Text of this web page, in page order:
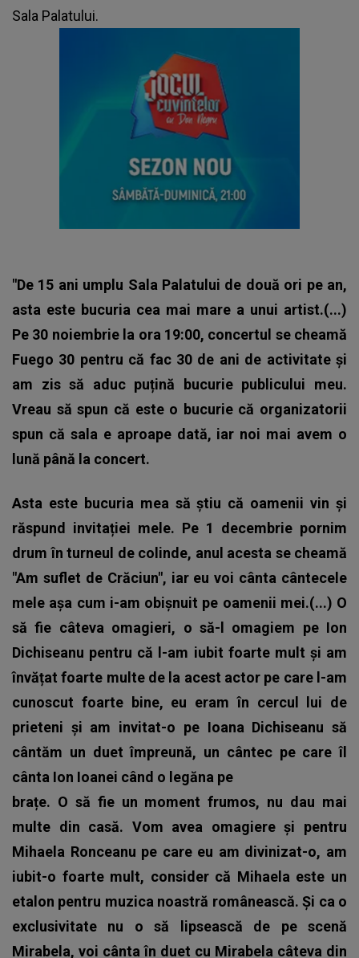
Sala Palatului.
"De 15 ani umplu Sala Palatului de două ori pe an,
asta este bucuria cea mai mare a unui artist.(...)
Pe 30 noiembrie la ora 19:00, concertul se cheamă
Fuego 30 pentru că fac 30 de ani de activitate și
am zis să aduc puțină bucurie publicului meu.
Vreau să spun că este o bucurie că organizatorii
spun că sala e aproape dată, iar noi mai avem o
lună până la concert.
Asta este bucuria mea să știu că oamenii vin și
răspund invitației mele. Pe 1 decembrie pornim
drum în turneul de colinde, anul acesta se cheamă
"Am suflet de Crăciun", iar eu voi cânta cântecele
mele așa cum i-am obișnuit pe oamenii mei.(...) O
să fie câteva omagieri, o să-l omagiem pe Ion
Dichiseanu pentru că l-am iubit foarte mult și am
învățat foarte multe de la acest actor pe care l-am
cunoscut foarte bine, eu eram în cercul lui de
prieteni și am invitat-o pe Ioana Dichiseanu să
cântăm un duet împreună, un cântec pe care îl
cânta Ion Ioanei când o legăna pe
brațe. O să fie un moment frumos, nu dau mai
multe din casă. Vom avea omagiere și pentru
Mihaela Ronceanu pe care eu am divinizat-o, am
iubit-o foarte mult, consider că Mihaela este un
etalon pentru muzica noastră românească. Și ca o
exclusivitate nu o să lipsească de pe scenă
Mirabela, voi cânta în duet cu Mirabela câteva din